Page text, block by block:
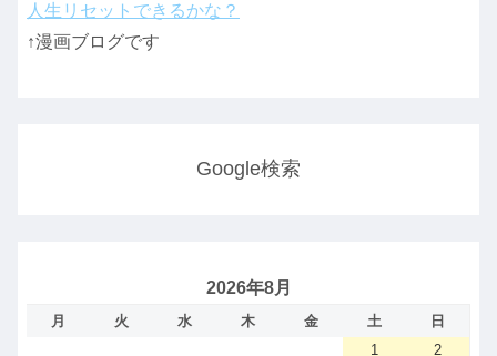
人生リセットできるかな？
↑漫画ブログです
Google検索
2026年8月
月 火 水 木 金 土
日
1
2